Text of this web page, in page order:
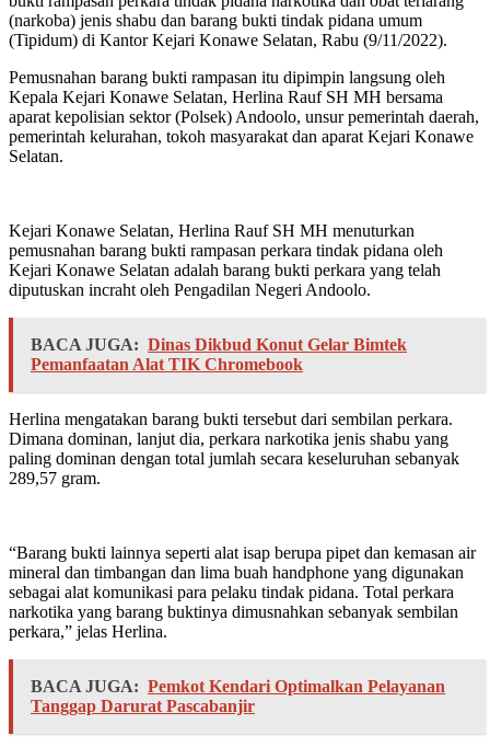
(narkoba) jenis shabu dan barang bukti tindak pidana umum
(Tipidum) di Kantor Kejari Konawe Selatan, Rabu (9/11/2022).
Pemusnahan barang bukti rampasan itu dipimpin langsung oleh
Kepala Kejari Konawe Selatan, Herlina Rauf SH MH bersama
aparat kepolisian sektor (Polsek) Andoolo, unsur pemerintah daerah,
pemerintah kelurahan, tokoh masyarakat dan aparat Kejari Konawe
Selatan.
Kejari Konawe Selatan, Herlina Rauf SH MH menuturkan
pemusnahan barang bukti rampasan perkara tindak pidana oleh
Kejari Konawe Selatan adalah barang bukti perkara yang telah
diputuskan incraht oleh Pengadilan Negeri Andoolo.
BACA JUGA: Dinas Dikbud Konut Gelar Bimtek
Pemanfaatan Alat TIK Chromebook
Herlina mengatakan barang bukti tersebut dari sembilan perkara.
Dimana dominan, lanjut dia, perkara narkotika jenis shabu yang
paling dominan dengan total jumlah secara keseluruhan sebanyak
289,57 gram.
“Barang bukti lainnya seperti alat isap berupa pipet dan kemasan air
mineral dan timbangan dan lima buah handphone yang digunakan
sebagai alat komunikasi para pelaku tindak pidana. Total perkara
narkotika yang barang buktinya dimusnahkan sebanyak sembilan
perkara,” jelas Herlina.
BACA JUGA: Pemkot Kendari Optimalkan Pelayanan
Tanggap Darurat Pascabanjir